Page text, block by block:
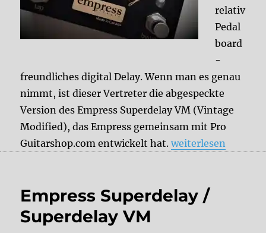
relativ
Pedal
board
-
freundliches digital Delay. Wenn man es genau
nimmt, ist dieser Vertreter die abgespeckte
Version des Empress Superdelay VM (Vintage
Modified), das Empress gemeinsam mit Pro
Guitarshop.com entwickelt hat.„Empress Tape
weiterlesen
Empress Superdelay /
Superdelay VM